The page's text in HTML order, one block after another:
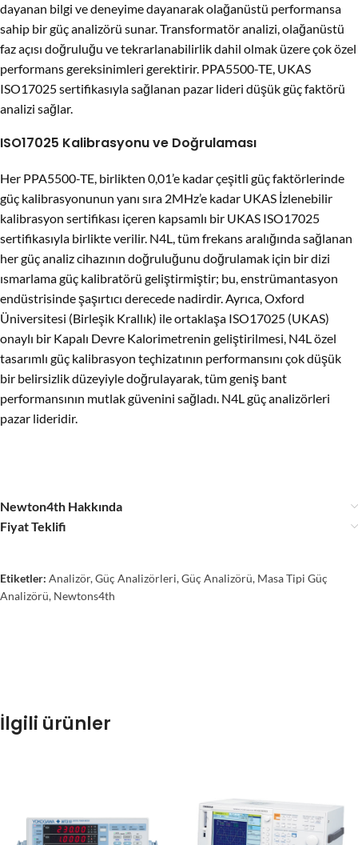
dayanan bilgi ve deneyime dayanarak olağanüstü performansa
sahip bir güç analizörü sunar. Transformatör analizi, olağanüstü
faz açısı doğruluğu ve tekrarlanabilirlik dahil olmak üzere çok özel
performans gereksinimleri gerektirir. PPA5500-TE, UKAS
ISO17025 sertifikasıyla sağlanan pazar lideri düşük güç faktörü
analizi sağlar.
ISO17025 Kalibrasyonu ve Doğrulaması
Her PPA5500-TE, birlikten 0,01’e kadar çeşitli güç faktörlerinde
güç kalibrasyonunun yanı sıra 2MHz’e kadar UKAS İzlenebilir
kalibrasyon sertifikası içeren kapsamlı bir UKAS ISO17025
sertifikasıyla birlikte verilir. N4L, tüm frekans aralığında sağlanan
her güç analiz cihazının doğruluğunu doğrulamak için bir dizi
ısmarlama güç kalibratörü geliştirmiştir; bu, enstrümantasyon
endüstrisinde şaşırtıcı derecede nadirdir. Ayrıca, Oxford
Üniversitesi (Birleşik Krallık) ile ortaklaşa ISO17025 (UKAS)
onaylı bir Kapalı Devre Kalorimetrenin geliştirilmesi, N4L özel
tasarımlı güç kalibrasyon teçhizatının performansını çok düşük
bir belirsizlik düzeyiyle doğrulayarak, tüm geniş bant
performansının mutlak güvenini sağladı. N4L güç analizörleri
pazar lideridir.
Newton4th Hakkında
Fiyat Teklifi
Etiketler: Analizör,Güç Analizörleri,Güç Analizörü, Masa Tipi Güç
Analizörü, Newtons4th
İlgili ürünler